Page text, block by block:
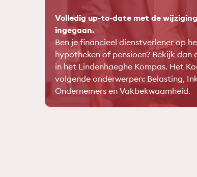
Volledig up-to-date met de
ingegaan.
Ben je financieel dienstverlener op
hypotheken of pensioen? Bekijk
in het Lindenhaeghe Kompas. Het
volgende onderwerpen: Belasting,
Ondernemers en Vakbekwaamheid.